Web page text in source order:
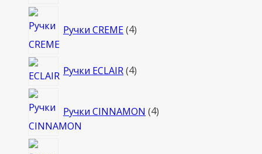
Ручки CREME 4товара
Ручки ECLAIR 44
Ручки CINNAMON 4товара